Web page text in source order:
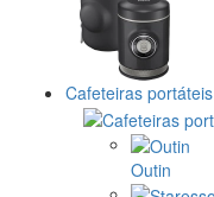
Cafeteiras portáteis
Outin